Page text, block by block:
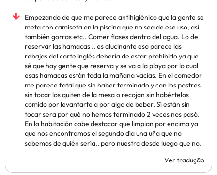
Empezando de que me parece antihigiénico que la gente se
meta con camiseta en la piscina que no sea de ese uso, así
también gorras etc.. Comer flases dentro del agua. Lo de
reservar las hamacas .. es alucinante eso parece las
rebajas del corte inglés debería de estar prohibido ya que
sé que hay gente que reserva y se va a la playa por lo cual
esas hamacas están toda la mañana vacías. En el comedor
me parece fatal que sin haber terminado y con los postres
sin tocar los quiten de la mesa o recojan sin habértelos
comido por levantarte a por algo de beber. Sí están sin
tocar sera por qué no hemos terminado 2 veces nos pasó.
En la habitación cabe destacar que limpian por encima ya
que nos encontramos el segundo día una uña que no
sabemos de quién sería.. pero nuestra desde luego que no.
Ver tradução